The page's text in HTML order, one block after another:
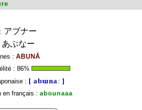
アブナー
あぶなー
: ABUNĀ
: 86%
: [ abɯnaː ]
en français : abounaaa